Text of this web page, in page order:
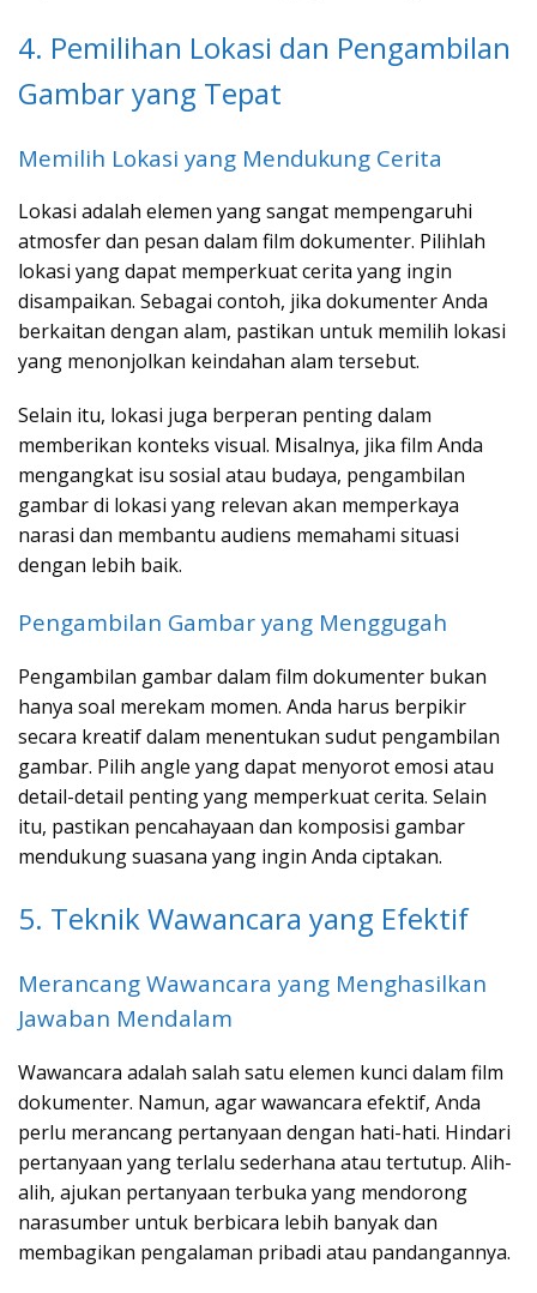
4. Pemilihan Lokasi dan Pengambilan
Gambar yang Tepat
Memilih Lokasi yang Mendukung Cerita
Lokasi adalah elemen yang sangat mempengaruhi
atmosfer dan pesan dalam film dokumenter. Pilihlah
lokasi yang dapat memperkuat cerita yang ingin
disampaikan. Sebagai contoh, jika dokumenter Anda
berkaitan dengan alam, pastikan untuk memilih lokasi
yang menonjolkan keindahan alam tersebut.
Selain itu, lokasi juga berperan penting dalam
memberikan konteks visual. Misalnya, jika film Anda
mengangkat isu sosial atau budaya, pengambilan
gambar di lokasi yang relevan akan memperkaya
narasi dan membantu audiens memahami situasi
dengan lebih baik.
Pengambilan Gambar yang Menggugah
Pengambilan gambar dalam film dokumenter bukan
hanya soal merekam momen. Anda harus berpikir
secara kreatif dalam menentukan sudut pengambilan
gambar. Pilih angle yang dapat menyorot emosi atau
detail-detail penting yang memperkuat cerita. Selain
itu, pastikan pencahayaan dan komposisi gambar
mendukung suasana yang ingin Anda ciptakan.
5. Teknik Wawancara yang Efektif
Merancang Wawancara yang Menghasilkan
Jawaban Mendalam
Wawancara adalah salah satu elemen kunci dalam film
dokumenter. Namun, agar wawancara efektif, Anda
perlu merancang pertanyaan dengan hati-hati. Hindari
pertanyaan yang terlalu sederhana atau tertutup. Alih-
alih, ajukan pertanyaan terbuka yang mendorong
narasumber untuk berbicara lebih banyak dan
membagikan pengalaman pribadi atau pandangannya.